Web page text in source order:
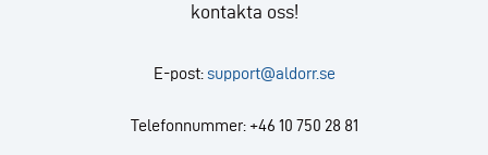
kontakta oss!
E-post:support@aldorr.se
Telefonnummer: +46 10 750 28 81